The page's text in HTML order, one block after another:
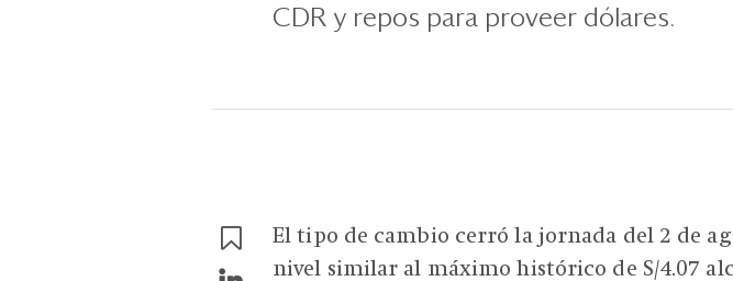
CDR y repos para proveer dólares.
El tipo de cambio cerró la jornada del 2 de
nivel similar al máximo histórico de S/4.07